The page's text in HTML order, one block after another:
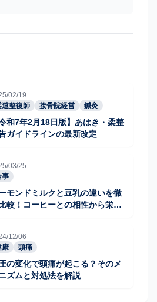
02/19
道整復師
接骨院経営 鍼灸
令和7年2月18日版】あはき・柔整
ガイドラインの最新改定
03/25
事
モンドミルクと豆乳の違いを徹
較！コーヒーとの相性から栄養
12/06
康
頭痛
の変化で頭痛が起こる？そのメ
ズムと対処法を解説